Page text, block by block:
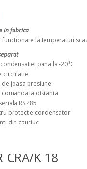
in fabrica
la temperaturi
pana la -200C
joasa presiune
la distanta
RS 485
protectie condensator
din cauciuc
CRA/K 18